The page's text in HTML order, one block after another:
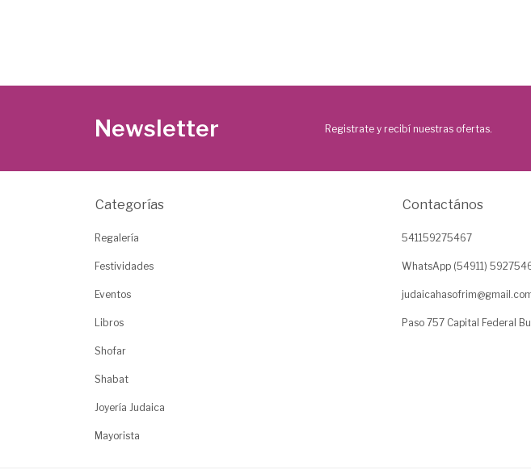
Newsletter Registrate y recibí nuestras ofertas.
Categorías
Regalería
Festividades
Eventos
Libros
Shofar
Shabat
Joyería Judaica
Mayorista
Contactános
541159275467
WhatsApp (54911)
Paso 757 Capital Federal